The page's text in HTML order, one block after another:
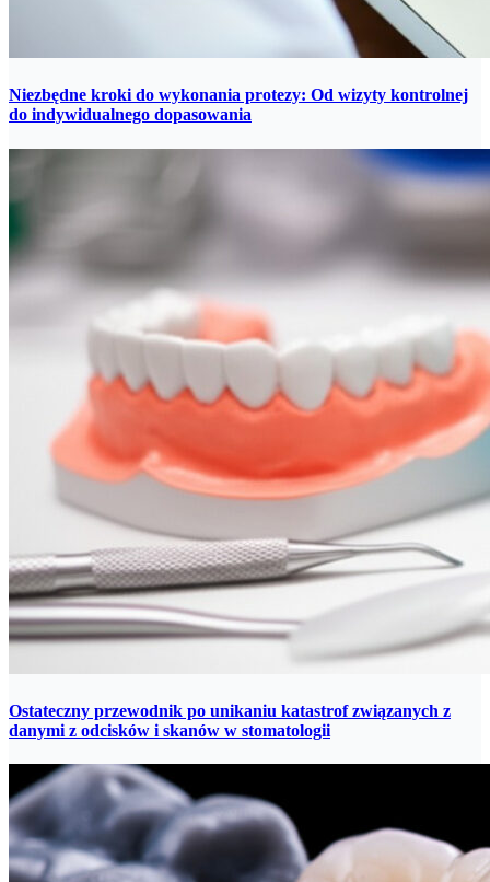
Niezbędne kroki do wykonania protezy: Od wizyty kontrolnej
do indywidualnego dopasowania
Ostateczny przewodnik po unikaniu katastrof związanych z
danymi z odcisków i skanów w stomatologii